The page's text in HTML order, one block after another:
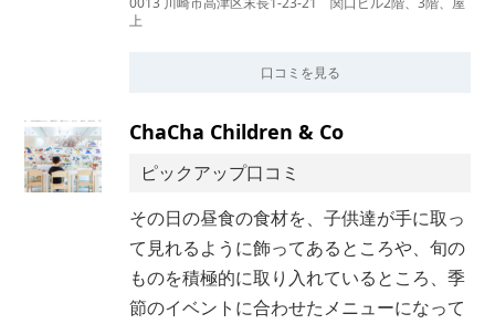
上
口コミを見る
ChaCha Children & Co
ピックアップ口コミ
その日の昼食の食材を、子供達が手に取っ
て見れるように飾ってあるところや、旬の
ものを積極的に取り入れているところ、季
節のイベントに合わせたメニューになって